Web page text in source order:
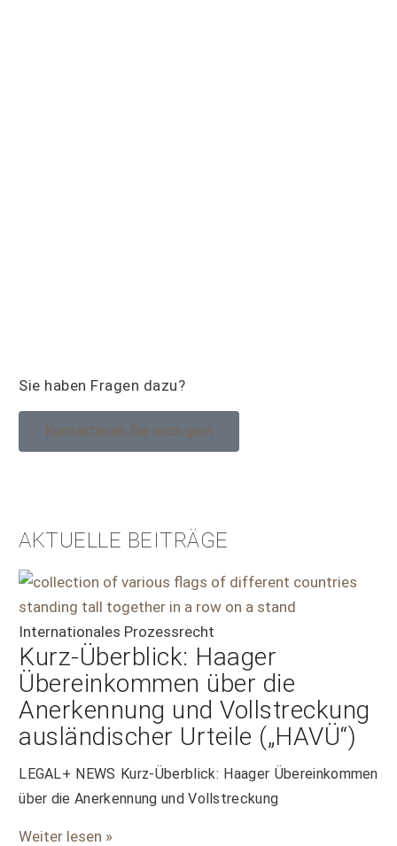
Sie haben Fragen dazu?
Kontaktieren Sie mich gern
AKTUELLE BEITRÄGE
Internationales Prozessrecht
Kurz-Überblick: Haager
Übereinkommen über die
Anerkennung und Vollstreckung
ausländischer Urteile („HAVÜ“)
LEGAL+ NEWS Kurz-Überblick: Haager Übereinkommen
über die Anerkennung und Vollstreckung
Weiter lesen »